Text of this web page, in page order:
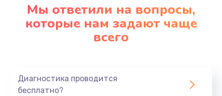
Мы ответили на вопросы,
которые нам задают чаще
всего
Диагностика проводится
бесплатно?